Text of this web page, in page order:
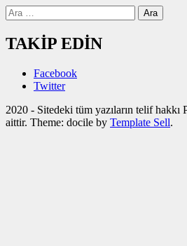
Arama:
TAKİP EDİN
Facebook
Twitter
2020 - Sitedeki tüm yazıların telif
aittir. Theme: docile by Template Sell.